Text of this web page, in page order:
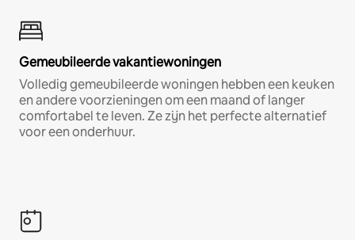
Gemeubileerde vakantiewoningen
Volledig gemeubileerde woningen hebben een keuken
en andere voorzieningen om een maand of langer
comfortabel te leven. Ze zijn het perfecte alternatief
voor een onderhuur.